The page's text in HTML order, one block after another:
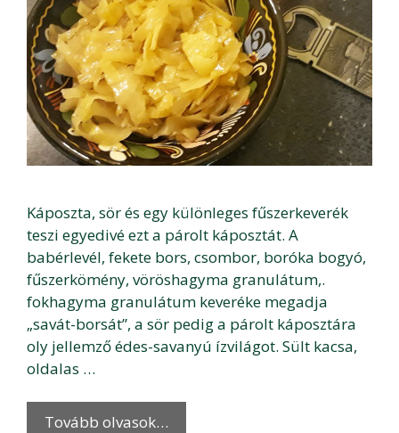
Káposzta, sör és egy különleges fűszerkeverék
teszi egyedivé ezt a párolt káposztát. A
babérlevél, fekete bors, csombor, boróka bogyó,
fűszerkömény, vöröshagyma granulátum,.
fokhagyma granulátum keveréke megadja
„savát-borsát”, a sör pedig a párolt káposztára
oly jellemző édes-savanyú ízvilágot. Sült kacsa,
oldalas …
Tovább olvasok…